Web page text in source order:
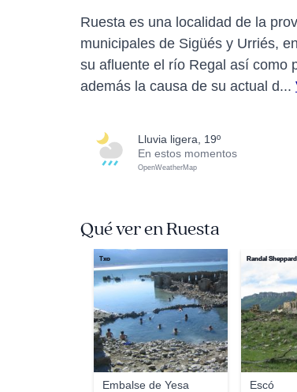
Ruesta es una localidad de la
municipales de Sigüés y Urriés,
su afluente el río Regal así como
además la causa de su actual d...
lluvia ligera, 19º
En estos momentos
OpenWeatherMap
Qué ver en Ruesta
Embalse de Yesa
Txo
Escó
Randal Sheppard